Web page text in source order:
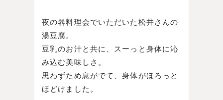
夜の器料理会でいただいた松井さんの
湯豆腐。
豆乳のお汁と共に、スーっと身体に沁
み込む美味しさ。
思わずため息がでて、身体がほろっと
ほどけました。